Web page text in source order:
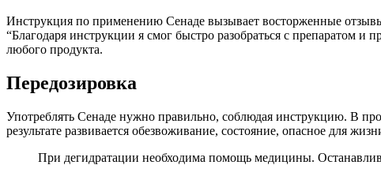
Инструкция по применению Сенаде вызывает восторженные
“Благодаря инструкции я смог быстро разобраться с препаратом и
любого продукта.
Передозировка
Употреблять Сенаде нужно правильно, соблюдая инструкцию. В
результате развивается обезвоживание, состояние, опасное для
При дегидратации необходима помощь медицины.